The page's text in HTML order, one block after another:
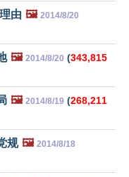
由 🖼️ 2014/8/20
🖼️ 2014/8/20 (343,815
🖼️ 2014/8/19 (268,211
规 🖼️ 2014/8/18